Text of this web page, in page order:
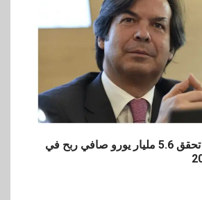
إنتيسا سان باولو تحقق 5.6 مليار يورو صافي ربح في